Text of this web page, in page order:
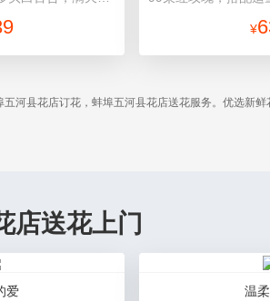
¥
河县花店订花，蚌埠五河县花店送花服务。优选新
店送花上门
爱
温